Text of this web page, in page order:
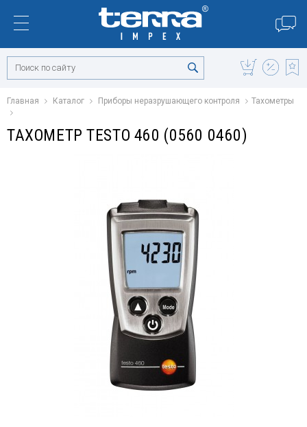
Главная Каталог Приборы неразрушающего контроля Тахометры
ТАХОМЕТР TESTO 460 (0560 0460)